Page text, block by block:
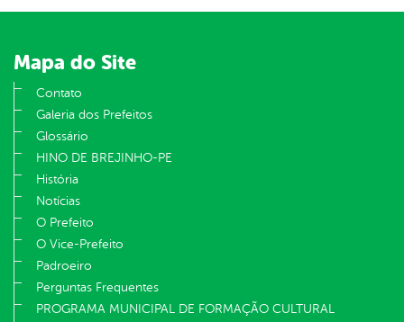
Mapa do Site
Contato
Galeria dos Prefeitos
Glossário
HINO DE BREJINHO-PE
História
Notícias
O Prefeito
O Vice-Prefeito
Padroeiro
Perguntas Frequentes
PROGRAMA MUNICIPAL DE FORMAÇÃO CULTURAL